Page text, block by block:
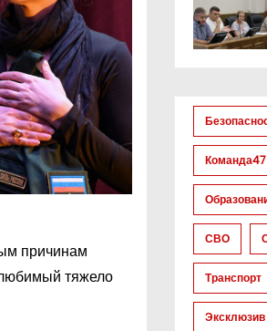
причинам
тяжело
Команда47
СВО
Транспорт
Эксклюзив